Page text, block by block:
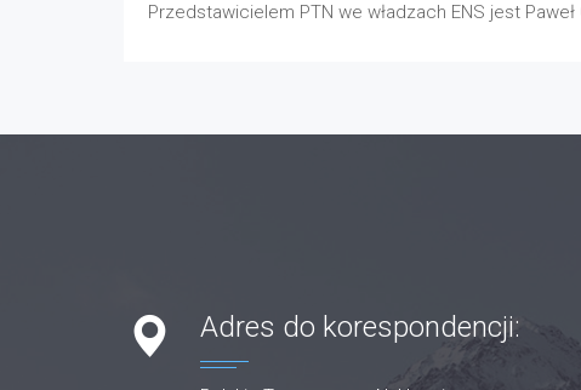
Przedstawicielem PTN we władzach ENS jest
Adres do korespondencji: